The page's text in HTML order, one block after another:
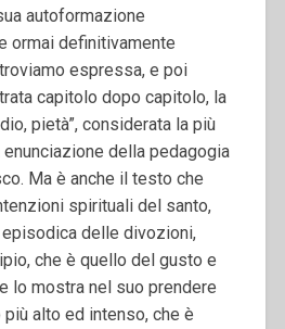
autoformazione
ormai definitivamente
espressa, e poi
capitolo dopo capitolo, la
pietà”, considerata la più
della pedagogia
Ma è anche il testo che
spirituali del santo,
episodica delle divozioni,
che è quello del gusto e
lo mostra nel suo prendere
più alto ed intenso, che è